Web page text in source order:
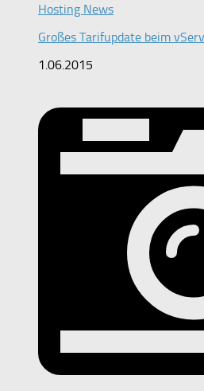
Hosting News
Großes Tarifupdate beim
1.06.2015